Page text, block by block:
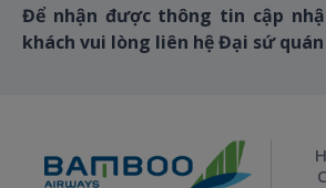
Để nhận được thông tin cập
khách vui lòng liên hệ Đại sứ